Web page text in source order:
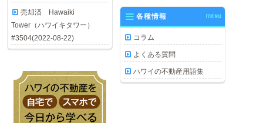
売却済 Hawaiki
Tower（ハワイキタワー）
#3504(2022-08-22)
各種情報 MENU
コラム
よくある質問
ハワイの不動産用語集